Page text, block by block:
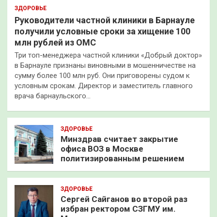
ЗДОРОВЬЕ
Руководители частной клиники в Барнауле
получили условные сроки за хищение 100
млн рублей из ОМС
Три топ-менеджера частной клиники «Добрый доктор»
в Барнауле признаны виновными в мошенничестве на
сумму более 100 млн руб. Они приговорены судом к
условным срокам. Директор и заместитель главного
врача барнаульского…
ЗДОРОВЬЕ
Минздрав считает закрытие
офиса ВОЗ в Москве
политизированным решением
ЗДОРОВЬЕ
Сергей Сайганов во второй раз
избран ректором СЗГМУ им.